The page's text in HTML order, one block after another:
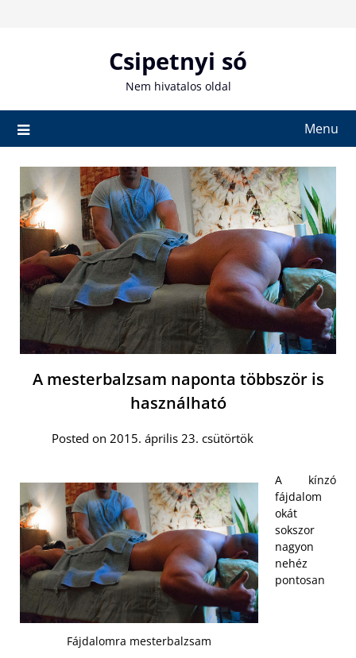
Csipetnyi só
Nem hivatalos oldal
Menu
A mesterbalzsam naponta többször is
használható
Posted on 2015. április 23. csütörtök
Fájdalomra mesterbalzsam
A kínzó
fájdalom
okát
sokszor
nagyon
nehéz
pontosan